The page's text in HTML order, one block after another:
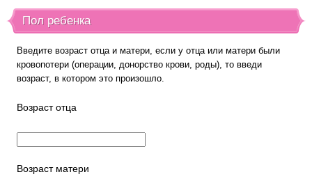
Пол ребенка
Введите возраст отца и матери, если у отца или матери были
кровопотери (операции, донорство крови, роды), то введи
возраст, в котором это произошло.
Возраст отца
Возраст матери